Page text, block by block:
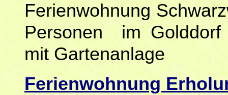
Ferienwohnung
Personen im Golddorf
mit Gartenanlage
Ferienwohnung